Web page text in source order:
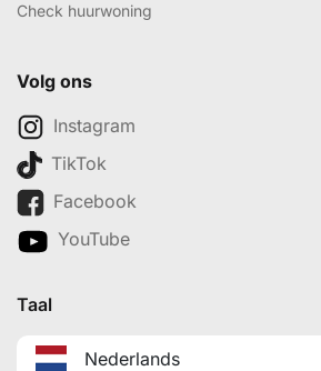
Check huurwoning
Volg ons
Instagram
TikTok
Facebook
YouTube
Taal
Nederlands